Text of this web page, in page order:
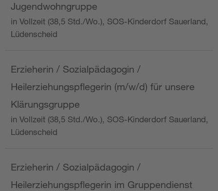
Jugendwohngruppe
in Vollzeit (38,5 Std./Wo.), SOS-Kinderdorf Sauerland,
Lüdenscheid
Erzieherin / Sozialpädagogin /
Heilerziehungspflegerin (m/w/d) für unsere
Klärungsgruppe
in Vollzeit (38,5 Std./Wo.), SOS-Kinderdorf Sauerland,
Lüdenscheid
Erzieherin / Sozialpädagogin /
Heilerziehungspflegerin im Gruppendienst